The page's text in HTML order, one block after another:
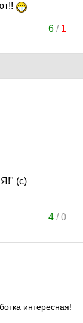
6/ 1
(с)
4/0
интересная!